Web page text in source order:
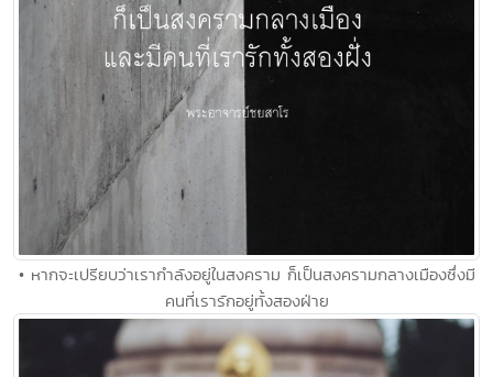
• หากจะเปรียบว่าเรากำลังอยู่ในสงคราม ก็เป็นสงครามกลางเมืองซึ่งมี
คนที่เรารักอยู่ทั้งสองฝ่าย